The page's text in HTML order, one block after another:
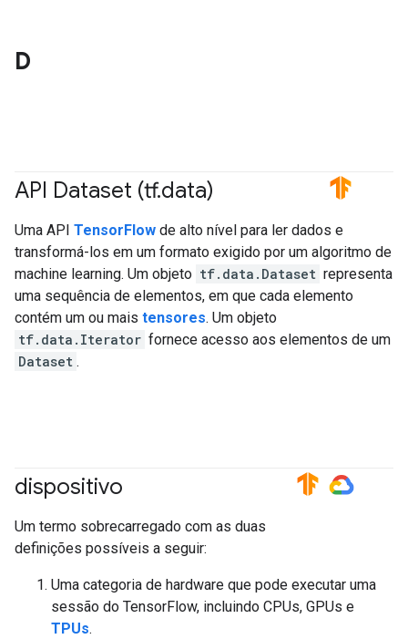
D
API Dataset (tf.data) #TensorFlow
Uma API TensorFlow de alto nível para ler dados e
transformá-los em um formato exigido por um algoritmo de
machine learning. Um objeto tf.data.Dataset representa
uma sequência de elementos, em que cada elemento
contém um ou mais tensores. Um objeto
tf.data.Iterator fornece acesso aos elementos de um
Dataset .
dispositivo #TensorFlow #GoogleCloud
Um termo sobrecarregado com as duas
definições possíveis a seguir:
Uma categoria de hardware que pode executar uma
sessão do TensorFlow, incluindo CPUs, GPUs e
TPUs.